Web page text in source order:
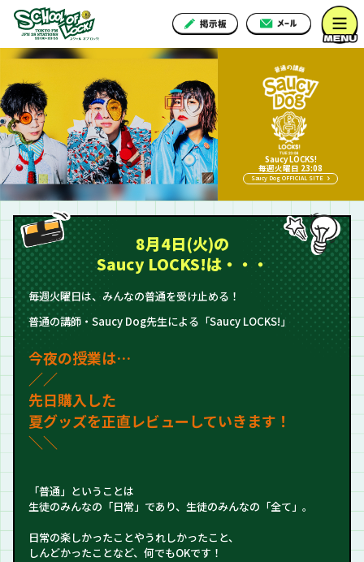
Saucy LOCKS!
毎週火曜日 23:08
Saucy Dog OFFICIAL SITE
8月4日(火)の
Saucy LOCKS!は・・・
毎週火曜日は、みんなの普通を受け止める！
普通の講師・Saucy Dog先生による「Saucy LOCKS!」
今夜の授業は…
／／
先日購入した
夏グッズを正直レビューしていきます！
＼＼
「普通」ということは
生徒のみんなの「日常」であり、生徒のみんなの「全て」。
日常の楽しかったことやうれしかったこと、
しんどかったことなど、何でもOKです！